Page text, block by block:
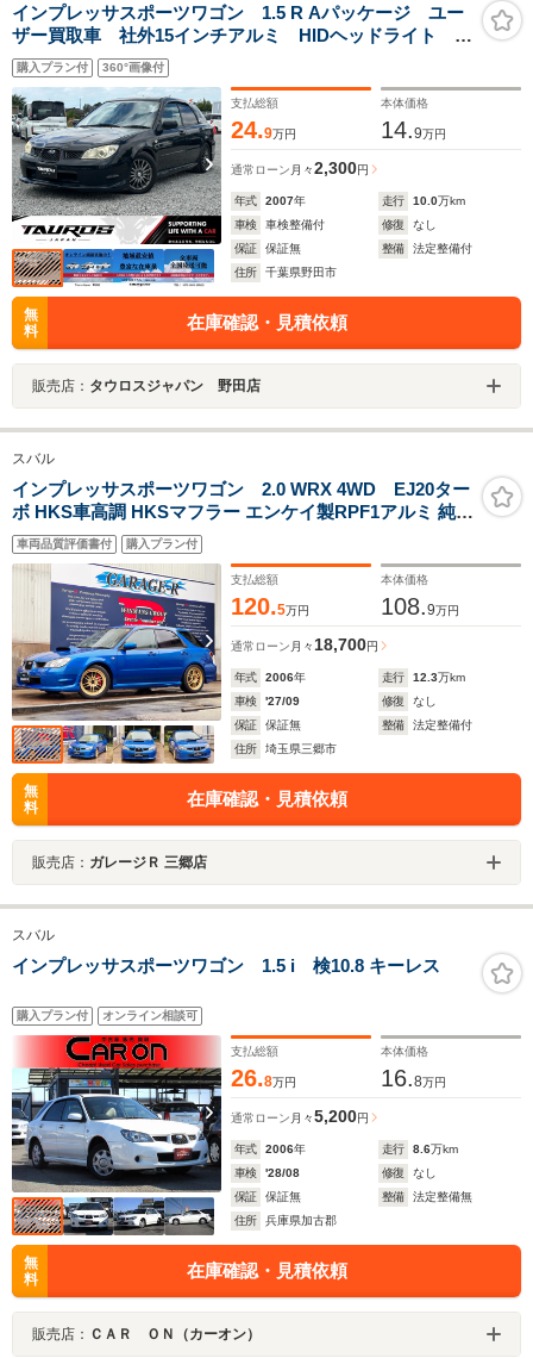
インプレッサスポーツワゴン 1.5 R Aパッケージ ユー
ザー買取車 社外15インチアルミ HIDヘッドライト オ
ートエアコン ETC キーレス パワーウィンドウ パ
ワーステアリング
購入プラン付 360°画像付
支払総額
24.9万円
本体価格
14.9万円
通常ローン 月々2,300円
年式 2007年 走行 10.0万km
車検
車検整備付 修復
なし
保証
保証無 整備
法定整備付
住所
千葉県野田市
無
料
在庫確認・見積依頼
販売店： タウロスジャパン 野田店
スバル
インプレッサスポーツワゴン 2.0 WRX 4WD EJ20ター
ボ HKS車高調 HKSマフラー エンケイ製RPF1アルミ 純正
フルエアロ 対向4podキャリパ- HID 社外セキュリティ 5
速MT タイミングベルト交換済
車両品質評価書付 購入プラン付
支払総額
120.5万円
本体価格
108.9万円
通常ローン 月々 18,700円
年式 2006年 走行 12.3万km
車検
'27/09 修復
なし
保証
保証無 整備
法定整備付
住所
埼玉県三郷市
無
料
在庫確認・見積依頼
販売店： ガレージＲ 三郷店
スバル
インプレッサスポーツワゴン 1.5 i 検10.8 キーレス
購入プラン付 オンライン相談可
支払総額
26.8万円
本体価格
16.8万円
通常ローン 月々5,200円
年式 2006年 走行 8.6万km
車検
'28/08 修復
なし
保証
保証無 整備
法定整備無
住所
兵庫県加古郡
無
料
在庫確認・見積依頼
販売店： ＣＡＲ ＯＮ（カーオン）